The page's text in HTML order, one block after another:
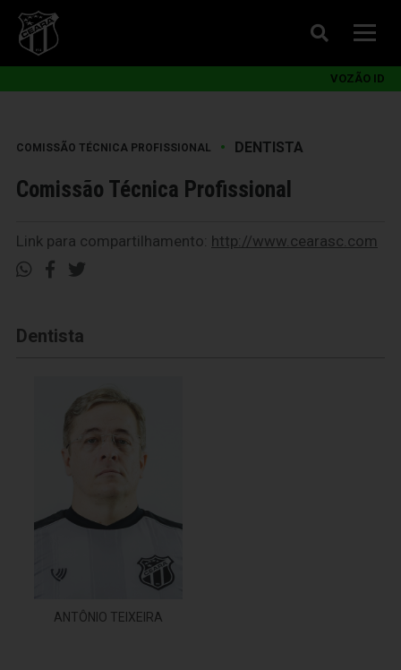
VOZÃO ID
COMISSÃO TÉCNICA PROFISSIONAL • DENTISTA
Comissão Técnica Profissional
Link para compartilhamento: http://www.cearasc.com
Dentista
ANTÔNIO TEIXEIRA